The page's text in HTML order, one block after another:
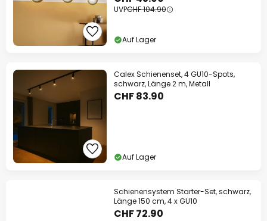
UVPCHF 104.90
Auf Lager
Calex Schienenset, 4 GU10-Spots,
schwarz, Länge 2 m, Metall
CHF 83.90
Auf Lager
Schienensystem Starter-Set, schwarz,
Länge 150 cm, 4 x GU10
CHF 72.90
13% Rabatt
Ihr Code:WOW kopieren
*Ausgenommene Hersteller